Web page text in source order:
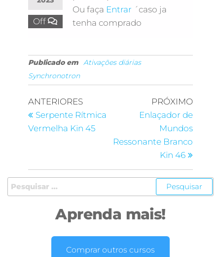
Off
Ou faça Entrar ´caso ja
tenha comprado
Publicado em Ativações diárias
Synchronotron
ANTERIORES
Serpente Rítmica
Vermelha Kin 45
PRÓXIMO
Enlaçador de
Mundos
Ressonante Branco
Kin 46
Aprenda mais!
Comprar outros cursos